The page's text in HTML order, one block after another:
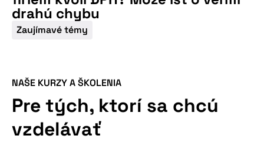
drahú chybu
Zaujímavé témy
NAŠE KURZY A ŠKOLENIA
Pre tých, ktorí sa chcú
vzdelávať
Nepremeškajte